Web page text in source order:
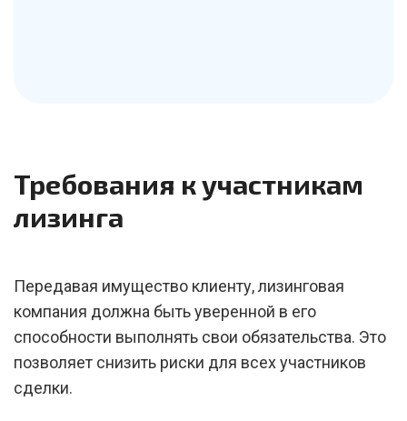
Требования к участникам
лизинга
Передавая имущество клиенту, лизинговая
компания должна быть уверенной в его
способности выполнять свои обязательства. Это
позволяет снизить риски для всех участников
сделки.